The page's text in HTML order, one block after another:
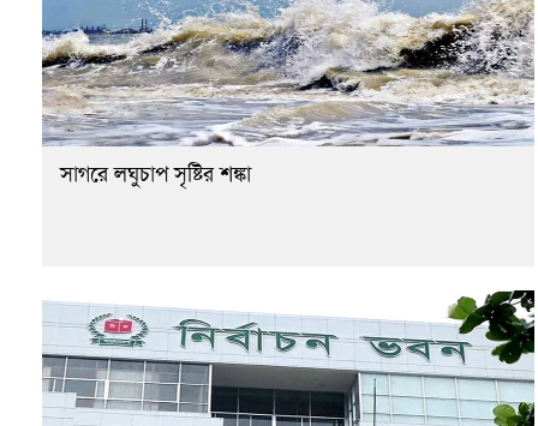
সাগরে লঘুচাপ সৃষ্টির শঙ্কা